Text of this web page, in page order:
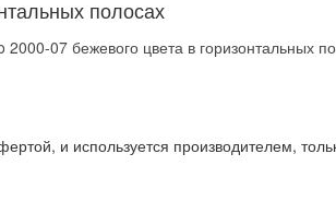
полосах
07 бежевого цвета в горизонтальных
и используется производителем,